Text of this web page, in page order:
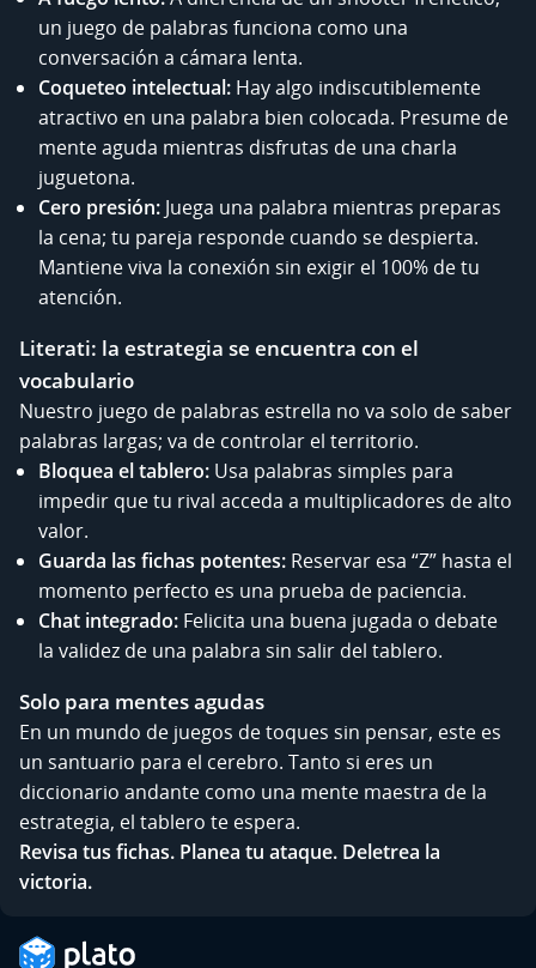
un juego de palabras funciona como una
conversación a cámara lenta.
Coqueteo intelectual: Hay algo indiscutiblemente
atractivo en una palabra bien colocada. Presume de
mente aguda mientras disfrutas de una charla
juguetona.
Cero presión: Juega una palabra mientras preparas
la cena; tu pareja responde cuando se despierta.
Mantiene viva la conexión sin exigir el 100% de tu
atención.
Literati: la estrategia se encuentra con el
vocabulario
Nuestro juego de palabras estrella no va solo de saber
palabras largas; va de controlar el territorio.
Bloquea el tablero: Usa palabras simples para
impedir que tu rival acceda a multiplicadores de alto
valor.
Guarda las fichas potentes: Reservar esa “Z” hasta el
momento perfecto es una prueba de paciencia.
Chat integrado: Felicita una buena jugada o debate
la validez de una palabra sin salir del tablero.
Solo para mentes agudas
En un mundo de juegos de toques sin pensar, este es
un santuario para el cerebro. Tanto si eres un
diccionario andante como una mente maestra de la
estrategia, el tablero te espera.
Revisa tus fichas. Planea tu ataque. Deletrea la
victoria.